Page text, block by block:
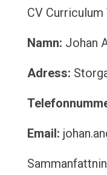
CV Curriculum
Namn: Johan
Adress:
Email: